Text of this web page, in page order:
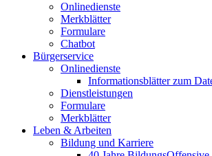
Onlinedienste
Merkblätter
Formulare
Chatbot
Bürgerservice
Onlinedienste
Informationsblätter zum
Dienstleistungen
Formulare
Merkblätter
Leben & Arbeiten
Bildung und Karriere